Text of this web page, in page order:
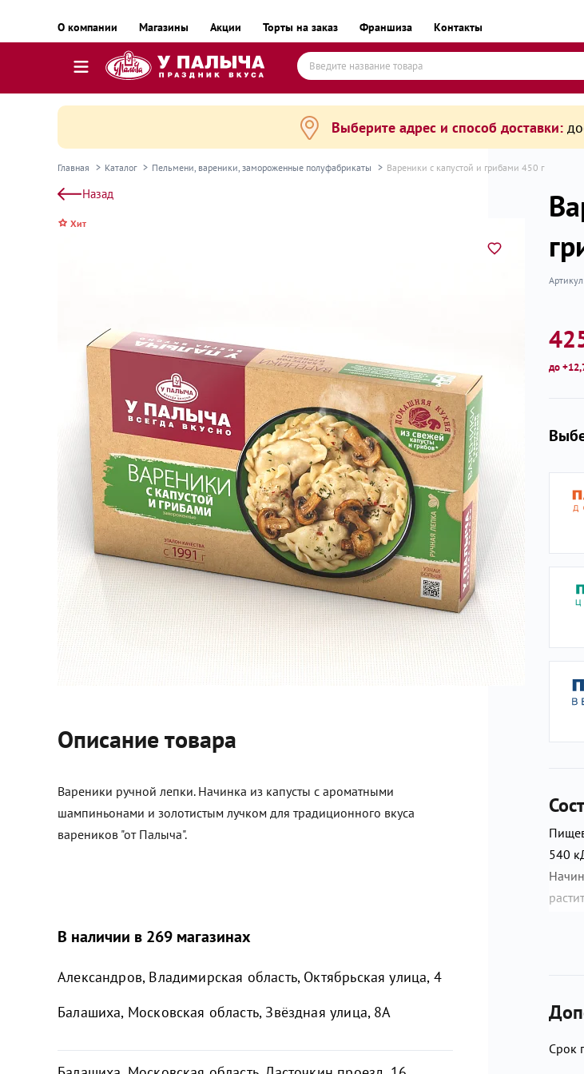
О компании Магазины Акции Торты на заказ Франшиза Контакты
Колбаса и деликатесы
Сыр и масло
Кейтеринг
Десерты замороженные, мороженое и сорбеты
Полезные сладости и снеки
Чай, кофе, напитки
Весь каталог
Экскурсии и мастер-классы
Выберите адрес и способ доставки:
Главная Каталог Пельмени, вареники, замороженные полуфабрикаты Вареники с капустой и грибами 450 г
Назад
Хит
Описание товара
Вареники ручной лепки. Начинка из капусты с ароматными
шампиньонами и золотистым лучком для традиционного вкуса
вареников "от Палыча".
В наличии в 269 магазинах
Александров, Владимирская область, Октябрьская улица, 4
Балашиха, Московская область, Звёздная улица, 8А
до
540
Срок